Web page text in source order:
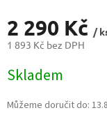
2 290 Kč /
1 893 Kč bez DPH
cena:
Skladem
Můžeme doručit do: